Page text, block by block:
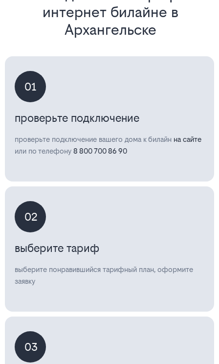
интернет билайне в
Архангельске
01
проверьте подключение
проверьте подключение вашего дома к билайн на сайте
или по телефону 8 800 700 86 90
02
выберите тариф
выберите понравившийся тарифный план, оформите
заявку
03